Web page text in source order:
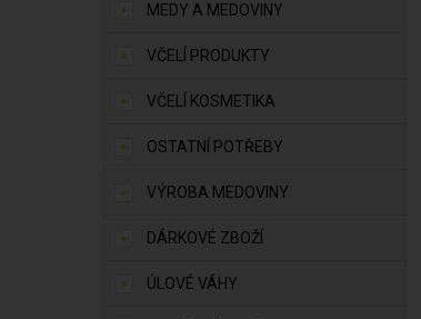
MEDY A MEDOVINY
VČELÍ PRODUKTY
VČELÍ KOSMETIKA
OSTATNÍ POTŘEBY
VÝROBA MEDOVINY
DÁRKOVÉ ZBOŽÍ
ÚLOVÉ VÁHY